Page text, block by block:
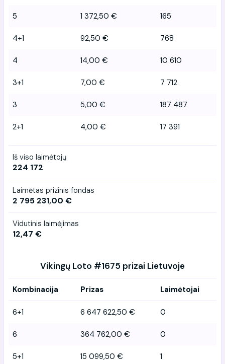
5 1 372,50 € 165
4+1 92,50 € 768
4 14,00 € 10 610
3+1 7,00 € 7 712
3 5,00 € 187 487
2+1 4,00 € 17 391
Iš viso laimėtojų
224 172
Laimėtas prizinis fondas
2 795 231,00 €
Vidutinis laimėjimas
12,47 €
Vikingų Loto #1675 prizai Lietuvoje
Kombinacija Prizas Laimėtojai
6+1 6 647 622,50 € 0
6 364 762,00 € 0
5+1 15 099,50 € 1